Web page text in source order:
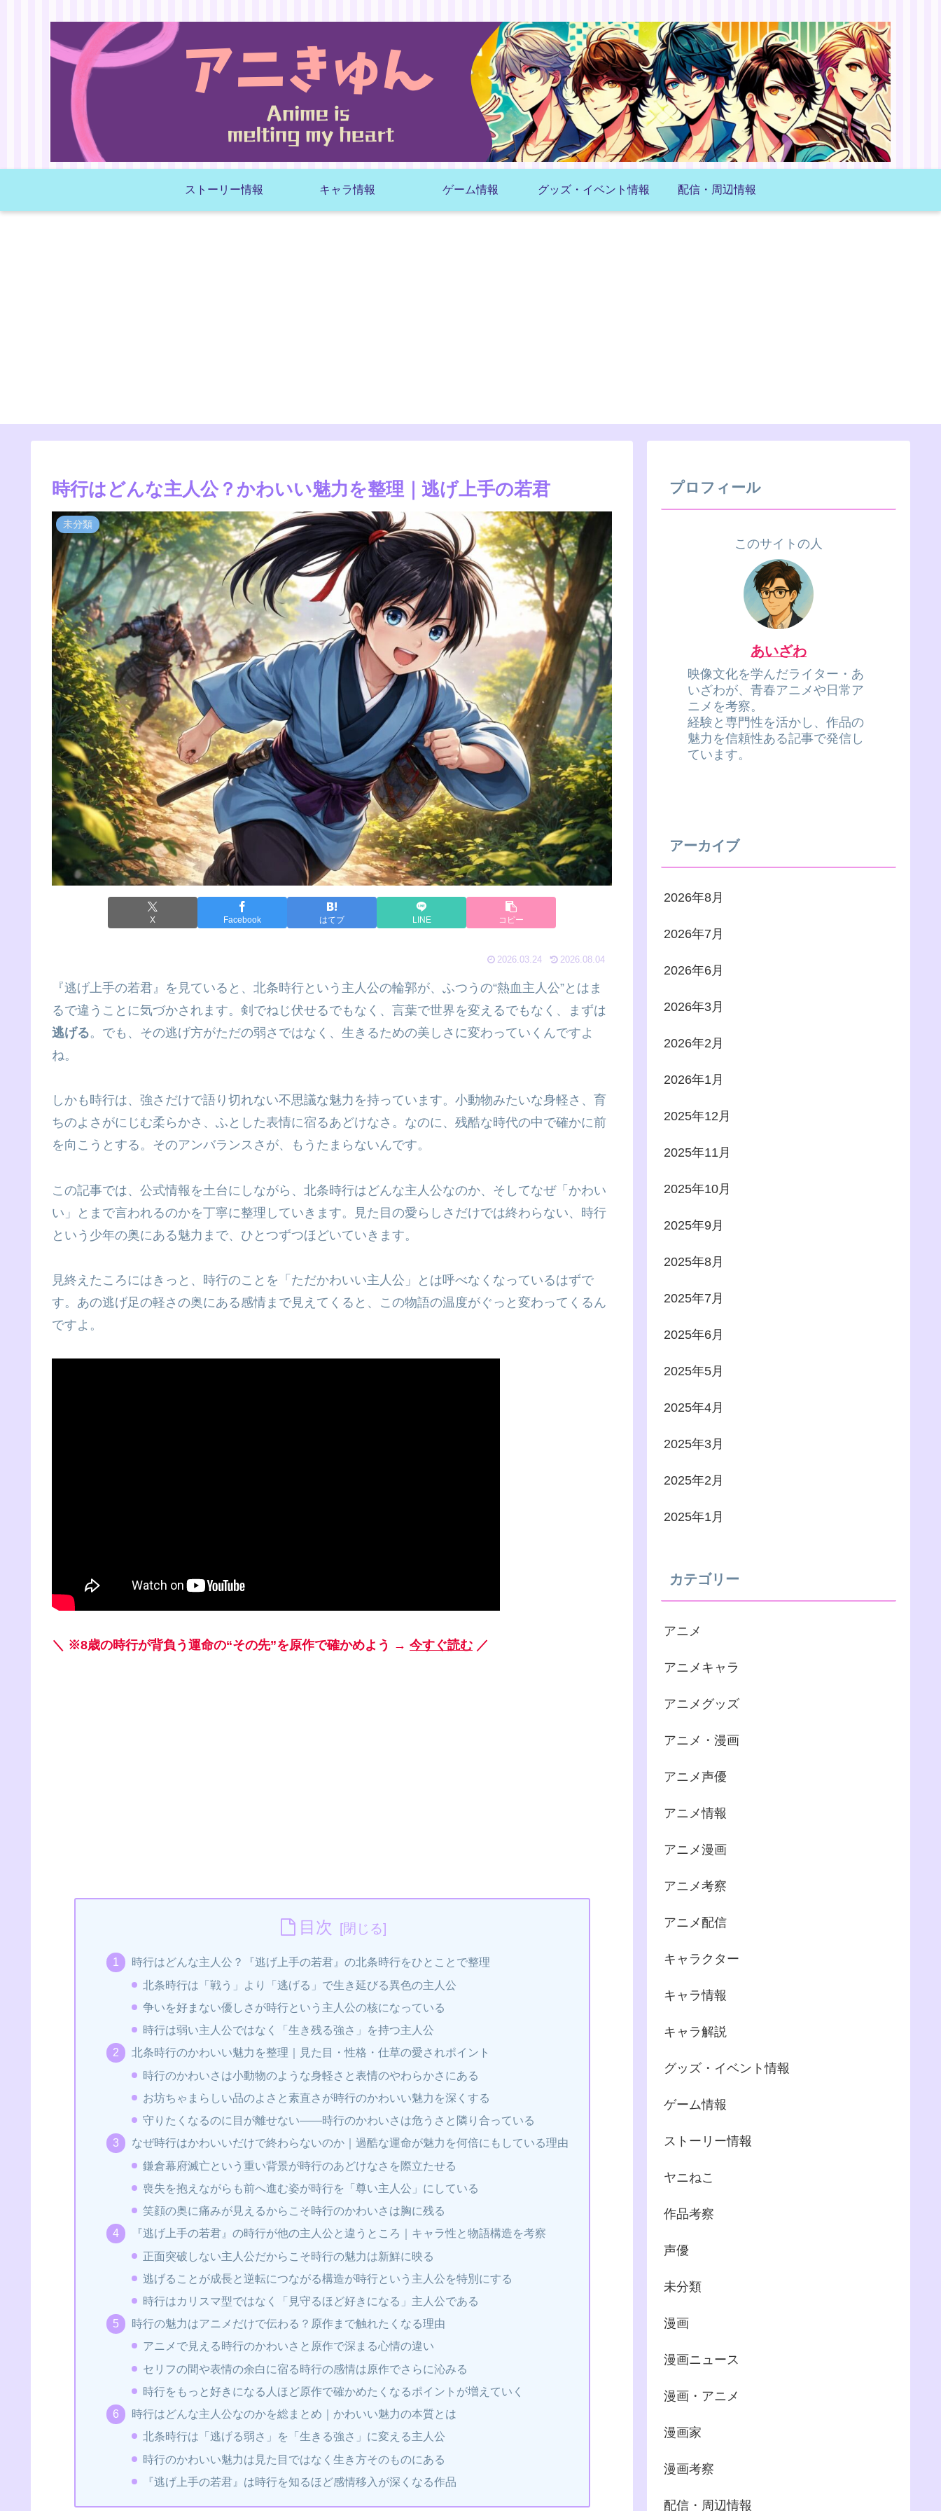
ストーリー情報 キャラ情報 ゲーム情報 グッズ・イベント情報 配信・周辺情報
時行はどんな主人公？かわいい魅力を整理｜逃げ上手の若君
未分類
X Facebook はてブ LINE コピー
2026.03.24 2026.08.04
『逃げ上手の若君』を見ていると、北条時行という主人公の輪郭が、ふつうの“熱血主人公”とはま
るで違うことに気づかされます。剣でねじ伏せるでもなく、言葉で世界を変えるでもなく、まずは
逃げる。でも、その逃げ方がただの弱さではなく、生きるための美しさに変わっていくんですよ
ね。
しかも時行は、強さだけで語り切れない不思議な魅力を持っています。小動物みたいな身軽さ、育
ちのよさがにじむ柔らかさ、ふとした表情に宿るあどけなさ。なのに、残酷な時代の中で確かに前
を向こうとする。そのアンバランスさが、もうたまらないんです。
この記事では、公式情報を土台にしながら、北条時行はどんな主人公なのか、そしてなぜ「かわい
い」とまで言われるのかを丁寧に整理していきます。見た目の愛らしさだけでは終わらない、時行
という少年の奥にある魅力まで、ひとつずつほどいていきます。
見終えたころにはきっと、時行のことを「ただかわいい主人公」とは呼べなくなっているはずで
す。あの逃げ足の軽さの奥にある感情まで見えてくると、この物語の温度がぐっと変わってくるん
ですよ。
＼ ※8歳の時行が背負う運命の“その先”を原作で確かめよう → 今すぐ読む ／
目次
時行はどんな主人公？『逃げ上手の若君』の北条時行をひとことで整理
北条時行は「戦う」より「逃げる」で生き延びる異色の主人公
争いを好まない優しさが時行という主人公の核になっている
時行は弱い主人公ではなく「生き残る強さ」を持つ主人公
北条時行のかわいい魅力を整理｜見た目・性格・仕草の愛されポイント
時行のかわいさは小動物のような身軽さと表情のやわらかさにある
お坊ちゃまらしい品のよさと素直さが時行のかわいい魅力を深くする
守りたくなるのに目が離せない――時行のかわいさは危うさと隣り合っている
なぜ時行はかわいいだけで終わらないのか｜過酷な運命が魅力を何倍にもしている理由
鎌倉幕府滅亡という重い背景が時行のあどけなさを際立たせる
喪失を抱えながらも前へ進む姿が時行を「尊い主人公」にしている
笑顔の奥に痛みが見えるからこそ時行のかわいさは胸に残る
『逃げ上手の若君』の時行が他の主人公と違うところ｜キャラ性と物語構造を考察
正面突破しない主人公だからこそ時行の魅力は新鮮に映る
逃げることが成長と逆転につながる構造が時行という主人公を特別にする
時行はカリスマ型ではなく「見守るほど好きになる」主人公である
時行の魅力はアニメだけで伝わる？原作まで触れたくなる理由
アニメで見える時行のかわいさと原作で深まる心情の違い
セリフの間や表情の余白に宿る時行の感情は原作でさらに沁みる
時行をもっと好きになる人ほど原作で確かめたくなるポイントが増えていく
時行はどんな主人公なのかを総まとめ｜かわいい魅力の本質とは
北条時行は「逃げる弱さ」を「生きる強さ」に変える主人公
時行のかわいい魅力は見た目ではなく生き方そのものにある
『逃げ上手の若君』は時行を知るほど感情移入が深くなる作品
プロフィール
このサイトの人
あいざわ
映像文化を学んだライター・あ
いざわが、青春アニメや日常ア
ニメを考察。
経験と専門性を活かし、作品の
魅力を信頼性ある記事で発信し
ています。
アーカイブ
2026年8月
2026年7月
2026年6月
2026年3月
2026年2月
2026年1月
2025年12月
2025年11月
2025年10月
2025年9月
2025年8月
2025年7月
2025年6月
2025年5月
2025年4月
2025年3月
2025年2月
2025年1月
カテゴリー
アニメ
アニメキャラ
アニメグッズ
アニメ・漫画
アニメ声優
アニメ情報
アニメ漫画
アニメ考察
アニメ配信
キャラクター
キャラ情報
キャラ解説
グッズ・イベント情報
ゲーム情報
ストーリー情報
ヤニねこ
作品考察
声優
未分類
漫画
漫画ニュース
漫画・アニメ
漫画家
漫画考察
配信・周辺情報